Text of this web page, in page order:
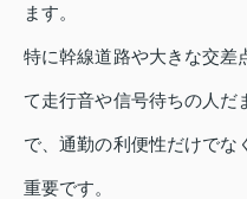
ます。
特に幹線道路や大きな交差
て走行音や信号待ちの人だ
で、通勤の利便性だけでな
重要です。